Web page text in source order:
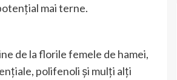
mai terne.
de la florile femele de hamei,
polifenoli și mulți alți